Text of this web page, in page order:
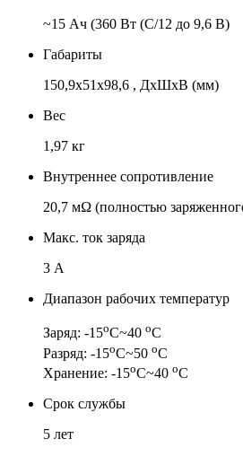
~15 Ач (360 Вт (C/12 до 9,6 В)
Габариты
150,9x51x98,6 , ДхШхВ (мм)
Вес
1,97 кг
Внутреннее сопротивление
20,7 мΩ (полностью
Макс. ток заряда
3 А
Диапазон рабочих температур
Заряд: -15оС~40 оС
Разряд: -15оС~50 оС
Хранение: -15оС~40 оС
Срок службы
5 лет